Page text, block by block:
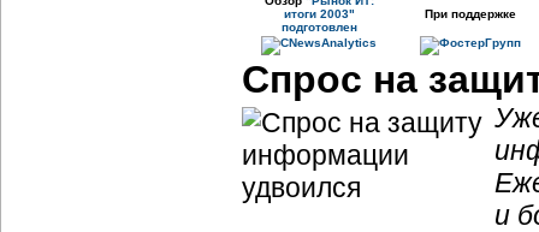
итоги 2003"
подготовлен
При поддержке
Спрос на
и